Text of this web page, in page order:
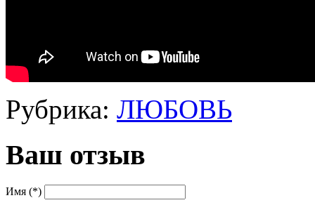
Рубрика: ЛЮБОВЬ
Ваш отзыв
Имя (*)